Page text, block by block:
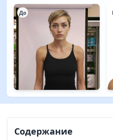
До
Содержание